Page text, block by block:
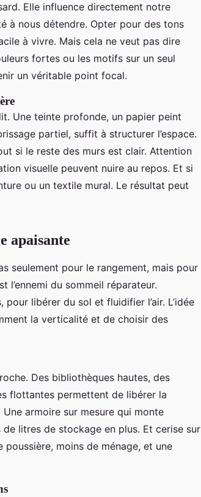
Elle influence directement notre
à nous détendre. Opter pour des tons
à vivre. Mais cela ne veut pas dire
fortes ou les motifs sur un seul
un véritable point focal.
Une teinte profonde, un papier peint
partiel, suffit à structurer l’espace.
si le reste des murs est clair. Attention
visuelle peuvent nuire au repos. Et si
ou un textile mural. Le résultat peut
apaisante
seulement pour le rangement, mais pour
l’ennemi du sommeil réparateur.
libérer du sol et fluidifier l’air. L’idée
la verticalité et de choisir des
Des bibliothèques hautes, des
flottantes permettent de libérer la
armoire sur mesure qui monte
litres de stockage en plus. Et cerise sur
poussière, moins de ménage, et une